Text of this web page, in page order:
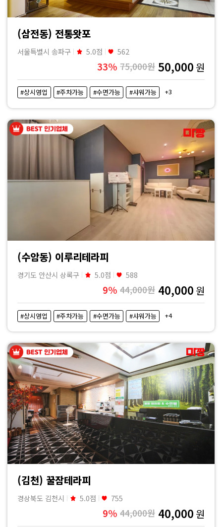
(삼전동) 전통왓포
서울특별시 송파구 5.0점 562
33% 75,000원 50,000 원
#상시영업 #주차가능 #수면가능 #샤워가능 +3
(수암동) 이루리테라피
경기도 안산시 상록구 5.0점 588
9% 44,000원 40,000 원
#상시영업 #주차가능 #수면가능 #샤워가능 +4
(김천) 꿀잠테라피
경상북도 김천시 5.0점 755
9% 44,000원 40,000 원